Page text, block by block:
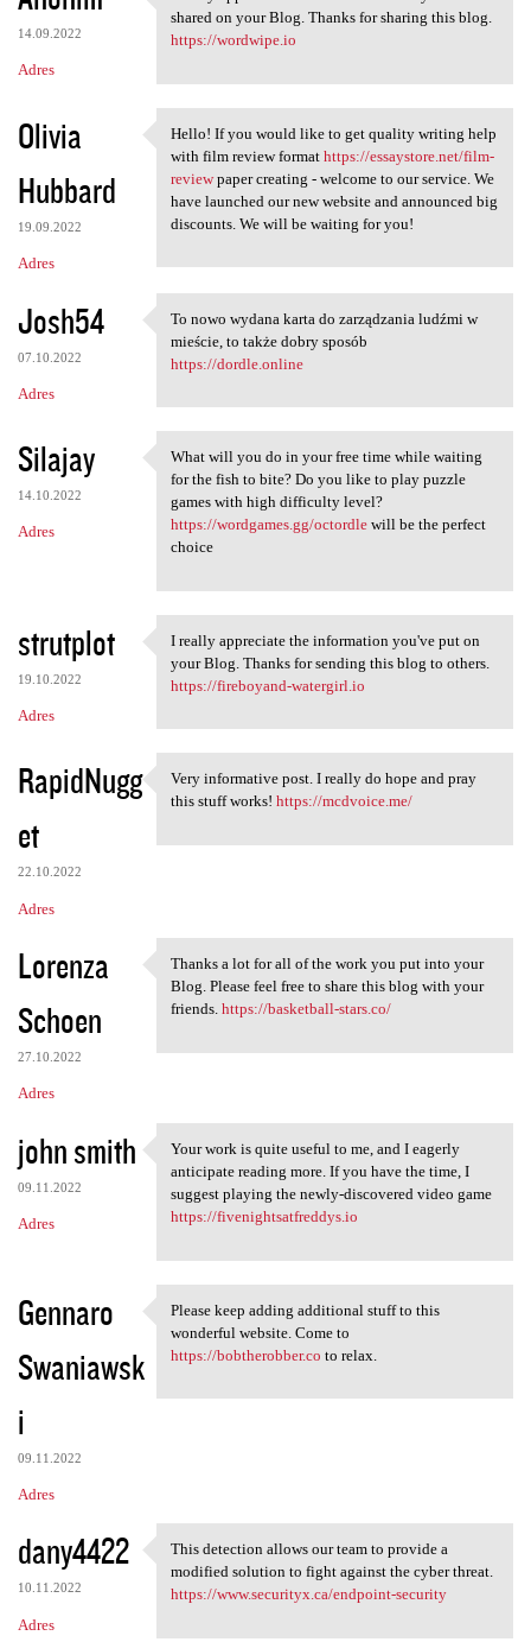
14.09.2022
Adres
I really appreciate the
shared on your Blog. Thanks for sharing this blog.
https://wordwipe.io
Olivia
Hubbard
19.09.2022
Adres
Hello! If you would like to
Hello! If you would like to get quality writing help
with film review format https://essaystore.net/film-
reviewpaper creating - welcome to our service. We
have launched our new website and announced big
discounts. We will be waiting for you!
Josh54
07.10.2022
Adres
To nowo wydana karta do
To nowo wydana karta do zarządzania ludźmi w
mieście, to także dobry sposób
https://dordle.online
Silajay
14.10.2022
Adres
What will you do in your free
What will you do in your free time while waiting
for the fish to bite? Do you like to play puzzle
games with high difficulty level?
https://wordgames.gg/octordlewill be the perfect
choice
strutplot
19.10.2022
Adres
I really appreciate the
I really appreciate the information you've put on
your Blog. Thanks for sending this blog to others.
https://fireboyand-watergirl.io
RapidNugg
et
22.10.2022
Adres
Very informative post. I
Very informative post. I really do hope and pray
this stuff works! https://mcdvoice.me/
Lorenza
Schoen
27.10.2022
Adres
Thanks a lot for all of the
Thanks a lot for all of the work you put into your
Blog. Please feel free to share this blog with your
friends. https://basketball-stars.co/
john smith
09.11.2022
Adres
Your work is quite useful to
Your work is quite useful to me, and I eagerly
anticipate reading more. If you have the time, I
suggest playing the newly-discovered video game
https://fivenightsatfreddys.io
Gennaro
Swaniawsk
i
09.11.2022
Adres
Please keep adding additional
Please keep adding additional stuff to this
wonderful website. Come to
https://bobtherobber.co to relax.
dany4422
10.11.2022
Adres
This detection allows our
This detection allows our team to provide a
modified solution to fight against the cyber threat.
https://www.securityx.ca/endpoint-security